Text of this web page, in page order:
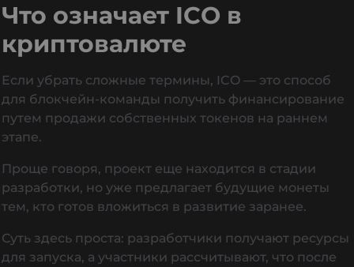
Что означает ICO в
криптовалюте
Если убрать сложные термины, ICO — это способ
для блокчейн-команды получить финансирование
путем продажи собственных токенов на раннем
этапе.
Проще говоря, проект еще находится в стадии
разработки, но уже предлагает будущие монеты
тем, кто готов вложиться в развитие заранее.
Суть здесь проста: разработчики получают ресурсы
для запуска, а участники рассчитывают, что после